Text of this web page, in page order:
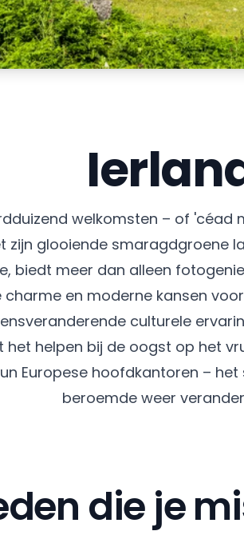
welkomsten – of 'céad
zijn glooiende smaragdgroene
biedt meer dan alleen
en moderne kansen
culturele
het helpen bij de oogst op het
Europese hoofdkantoren –
beroemde weer
die je